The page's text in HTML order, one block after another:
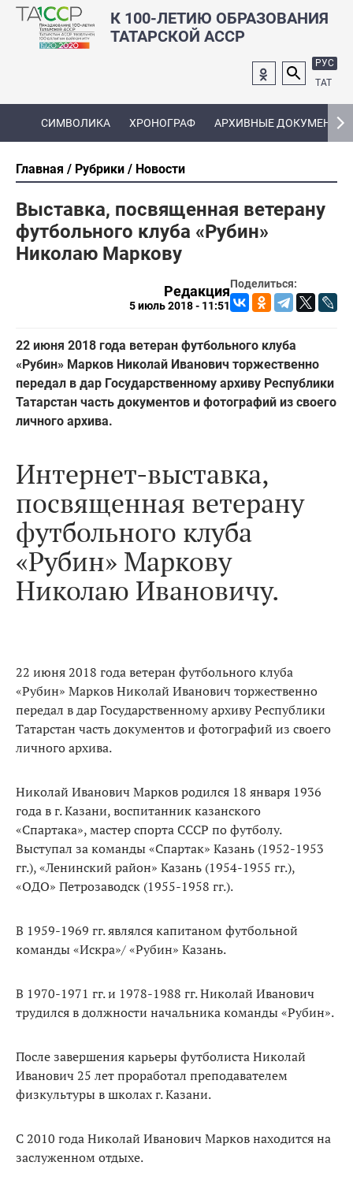
К 100-ЛЕТИЮ ОБРАЗОВАНИЯ
ТАТАРСКОЙ АССР
РУС
ТАТ
СИМВОЛИКА ХРОНОГРАФ АРХИВНЫЕ ДОКУМЕНТЫ
Главная Рубрики Новости
Выставка, посвященная ветерану
футбольного клуба «Рубин»
Николаю Маркову
Поделиться:
Редакция
5 июль 2018 - 11:51
22 июня 2018 года ветеран футбольного клуба
«Рубин» Марков Николай Иванович торжественно
передал в дар Государственному архиву Республики
Татарстан часть документов и фотографий из своего
личного архива.
Интернет-выставка,
посвященная ветерану
футбольного клуба
«Рубин» Маркову
Николаю Ивановичу.
22 июня 2018 года ветеран футбольного клуба
«Рубин» Марков Николай Иванович торжественно
передал в дар Государственному архиву Республики
Татарстан часть документов и фотографий из своего
личного архива.
Николай Иванович Марков родился 18 января 1936
года в г. Казани, воспитанник казанского
«Спартака», мастер спорта СССР по футболу.
Выступал за команды «Спартак» Казань (1952-1953
гг.), «Ленинский район» Казань (1954-1955 гг.),
«ОДО» Петрозаводск (1955-1958 гг.).
В 1959-1969 гг. являлся капитаном футбольной
команды «Искра»/ «Рубин» Казань.
В 1970-1971 гг. и 1978-1988 гг. Николай Иванович
трудился в должности начальника команды «Рубин».
После завершения карьеры футболиста Николай
Иванович 25 лет проработал преподавателем
физкультуры в школах г. Казани.
С 2010 года Николай Иванович Марков находится на
заслуженном отдыхе.